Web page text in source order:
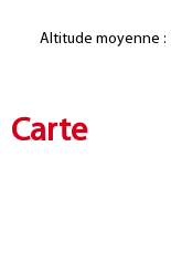
Altitude moyenne :
Carte